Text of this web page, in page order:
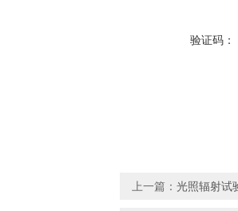
验证码：
上一篇： 光照辐射试